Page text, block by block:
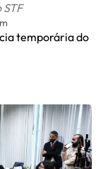
temporária do